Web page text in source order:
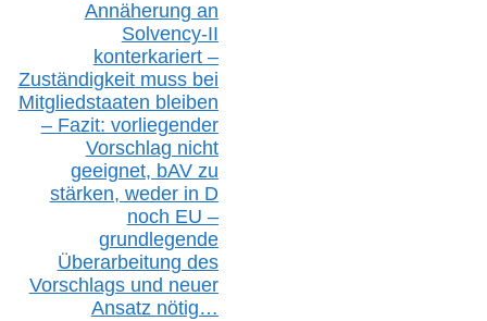
Annäherung an
Solvency-II
konterkariert –
Zuständigkeit muss bei
Mitgliedstaaten bleiben
– Fazit: vorliegender
Vorschlag nicht
geeignet, bAVzu
stärken, weder in D
noch EU –
grundlegende
Überarbeitung des
Vorschlags und neuer
Ansatz nötig…